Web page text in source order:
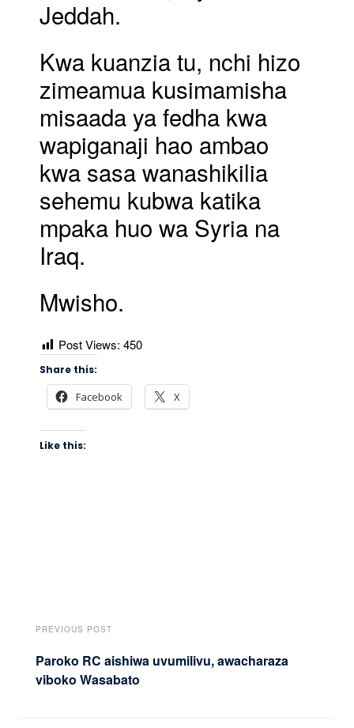
Jeddah.
Kwa kuanzia tu, nchi hizo
zimeamua kusimamisha
misaada ya fedha kwa
wapiganaji hao ambao
kwa sasa wanashikilia
sehemu kubwa katika
mpaka huo wa Syria na
Iraq.
Mwisho.
Post Views: 450
Share this:
Facebook X
Like this:
PREVIOUS POST
Paroko RC aishiwa uvumilivu, awacharaza
viboko Wasabato